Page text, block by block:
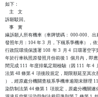
如下：
    主    文
訴願駁回。
    事    實
緣訴願人所有機車（車牌號碼： 000-000、出
發照年月：104 年 3  月，下稱系爭機車），
行政院環境保護署 108  年 3  月 4  日環署空
年於行車執照原發照月份前後 1  個月內，即應
間完成 111  年度排氣定期檢驗（因 111  年 4
法第 48 條第 4  項後段規定，期限順延至其次
），經原處分機關查核系爭機車逾期未辦理
染防制法第 44 條第 1  項規定，原處分機關遂